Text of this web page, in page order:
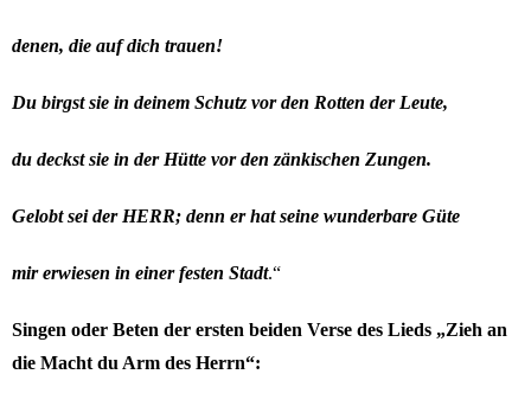
denen, die auf dich trauen!
Du birgst sie in deinem Schutz vor den Rotten der Leute,
du deckst sie in der Hütte vor den zänkischen Zungen.
Gelobt sei der HERR; denn er hat seine wunderbare Güte
mir erwiesen in einer festen Stadt.“
Singen oder Beten der ersten beiden Verse des Lieds „Zieh an
die Macht du Arm des Herrn“: